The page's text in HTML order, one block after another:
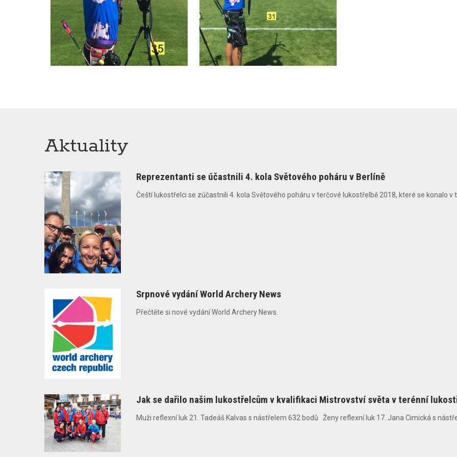
Aktuality
Reprezentanti se účastnili 4. kola Světového poháru v Berlíně
Čeští lukostřelci se zúčastnili 4. kola Světového poháru v terčové lukostřelbě 2018, které se konalo v
Srpnové vydání World Archery News
Přečtěte si nové vydání World Archery News.
Jak se dařilo našim lukostřelcům v kvalifikaci Mistrovství světa v terénní
Muži reflexní luk 21. Tadeáš Kalvas s nástřelem 632 bodů Ženy reflexní luk 17. Jana Cimická s